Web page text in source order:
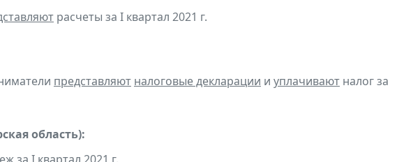
расчеты за I квартал 2021 г.
представляют налоговые декларации и уплачивают налог за
область):